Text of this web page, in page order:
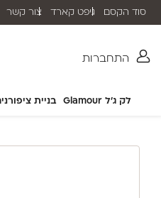
התחברות
לק ג'ל Glamour בניית
שליח עד הבית תוך 2-5 ימי סוד הקסם גיפט קארד צור קשר